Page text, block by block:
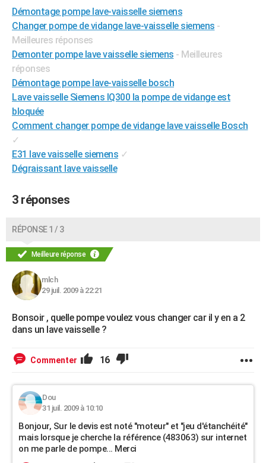
Destinations
City break
Voyage nature
Voyage de noces
Forum
Climat
PHOTO
GUIDES D'ACHAT
BONS PLANS
CARTE DE VOEUX
Carte de Noël
Carte Bonne année
Carte Saint-Valentin
Carte Pâques
Carte d'anniversaire
DICTIONNAIRE
Dictionnaire
Biographies
Citations
Expressions
Proverbes
COPAINS D'AVANT
FORUM
Bricolage
Lifestyle
Culture
Sport
Auto
Television
Voyage
Cinema
Démontage pompe lave-vaisselle siemens
Changer pompe de vidange lave-vaisselle siemens -
Meilleures réponses
Demonter pompe lave vaisselle siemens - Meilleures
réponses
Démontage pompe lave-vaisselle bosch
Lave vaisselle Siemens IQ300 la pompe de vidange est
bloquée
Comment changer pompe de vidange lave vaisselle Bosch
✓
E31 lave vaisselle siemens ✓
Dégraissant lave vaisselle
3 réponses
RÉPONSE 1 / 3
Meilleure réponse
mlch
29 juil. 2009 à 22:21
Bonsoir , quelle pompe voulez vous changer car il y en a 2
dans un lave vaisselle ?
Commenter 16
Dou
31 juil. 2009 à 10:10
Bonjour, Sur le devis est noté "moteur" et "jeu d'étanchéité"
mais lorsque je cherche la référence (483063) sur internet
on me parle de pompe... Merci